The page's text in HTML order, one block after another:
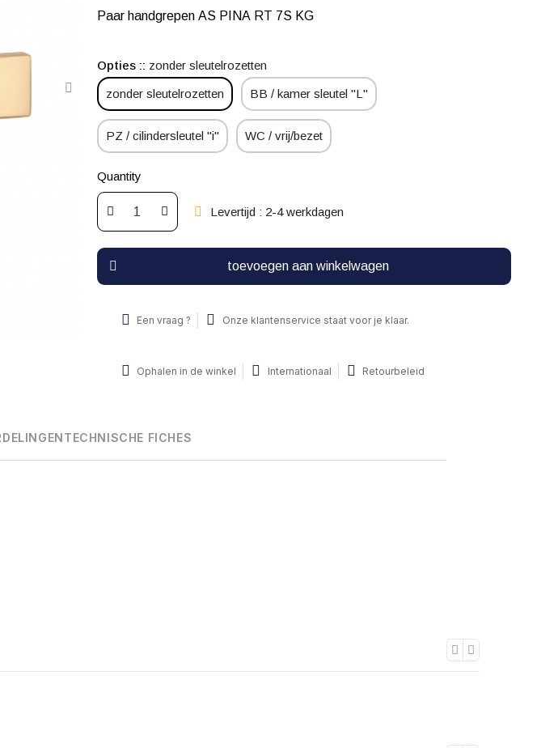
Paar handgrepen AS PINA RT 7S KG
Opties : zonder sleutelrozetten
zonder sleutelrozetten BB / kamer sleutel "L"
PZ / cilindersleutel "i" WC / vrij/bezet
Quantity
Levertijd : 2-4 werkdagen
toevoegen aan winkelwagen
Een vraag ? Onze klantenservice staat voor je klaar.
Ophalen in de winkel Internationaal Retourbeleid
TECHNISCHE FICHES